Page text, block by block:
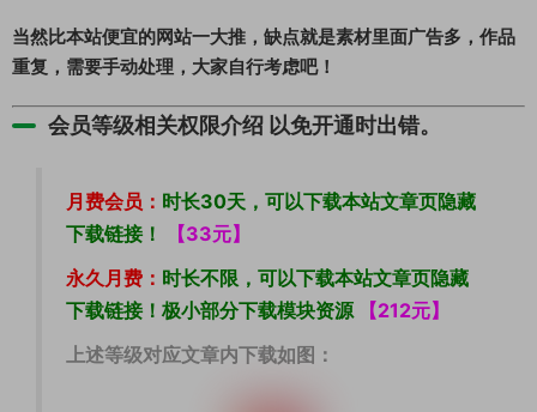
当然比本站便宜的网站一大推，缺点就是素材里面广告多，作品
重复，需要手动处理，大家自行考虑吧！
会员等级相关权限介绍 以免开通时出错。
月费会员： 时长30天，可以下载本站文章页隐藏
下载链接！
【33元】
永久月费： 时长不限 ，可以下载本站文章页隐藏
下载链接！极小部分下载模块资源
【212元】
上述等级对应文章内下载如图：